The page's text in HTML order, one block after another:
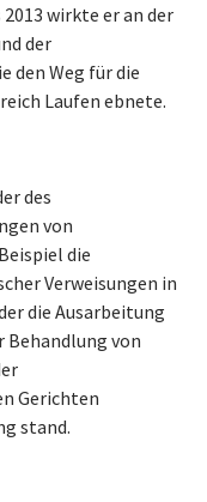
wirkte er an der
der
den Weg für die
Laufen ebnete.
des
von
die
Verweisungen in
die Ausarbeitung
von
Gerichten
stand.